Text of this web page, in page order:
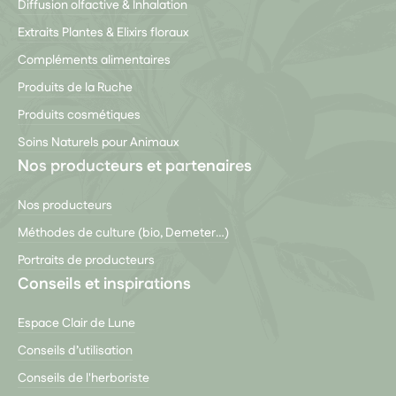
Diffusion olfactive & Inhalation
Extraits Plantes & Elixirs floraux
Compléments alimentaires
Produits de la Ruche
Produits cosmétiques
Soins Naturels pour Animaux
Nos producteurs et partenaires
Nos producteurs
Méthodes de culture (bio, Demeter…)
Portraits de producteurs
Conseils et inspirations
Espace Clair de Lune
Conseils d’utilisation
Conseils de l'herboriste